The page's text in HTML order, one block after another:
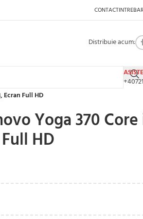
CONTACT
Distribuie acum:
Ecran Full HD
Yoga 370
HD